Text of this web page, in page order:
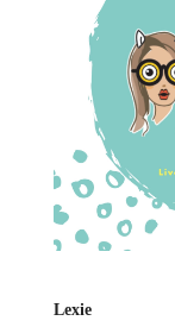
Lexie